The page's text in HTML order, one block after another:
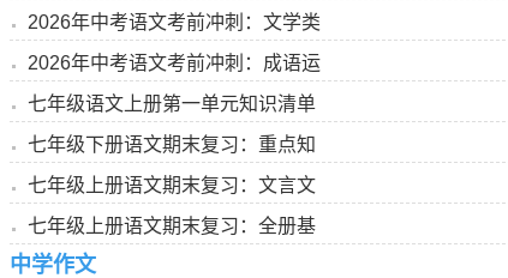
2026年中考语文考前冲刺：文学类
2026年中考语文考前冲刺：成语运
七年级语文上册第一单元知识清单
七年级下册语文期末复习：重点知
七年级上册语文期末复习：文言文
七年级上册语文期末复习：全册基
中学作文